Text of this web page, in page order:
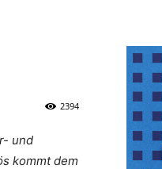
2394
und
kommt dem